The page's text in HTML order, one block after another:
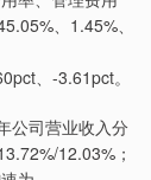
、1.45%、
、-3.61pct。
司营业收入分
12.03%；